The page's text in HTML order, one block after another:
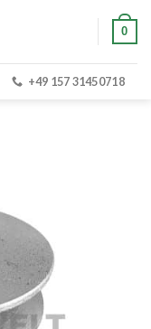
0
+49 157 31450718